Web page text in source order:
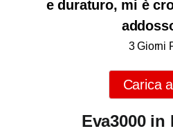
e duraturo, mi è
3 Giorni
Carica
Eva3000 in